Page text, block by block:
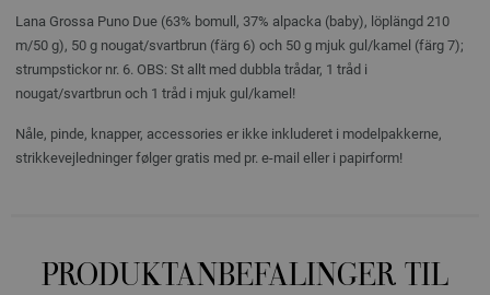
Lana Grossa Puno Due (63% bomull, 37% alpacka (baby), löplängd 210
m/50 g), 50 g nougat/svartbrun (färg 6) och 50 g mjuk gul/kamel (färg 7);
strumpstickor nr. 6. OBS: St allt med dubbla trådar, 1 tråd i
nougat/svartbrun och 1 tråd i mjuk gul/kamel!
Nåle, pinde, knapper, accessories er ikke inkluderet i modelpakkerne,
strikkevejledninger følger gratis med pr. e-mail eller i papirform!
PRODUKTANBEFALINGER TIL